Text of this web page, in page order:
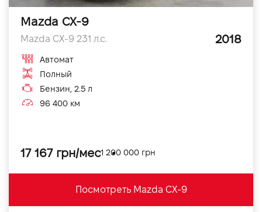
Mazda CX-9
Mazda CX-9 231 л.с. 2018
Автомат
Полный
Бензин, 2.5 л
96 400 км
17 167 грн/мес1 200 000 грн
Посмотреть Mazda CX-9